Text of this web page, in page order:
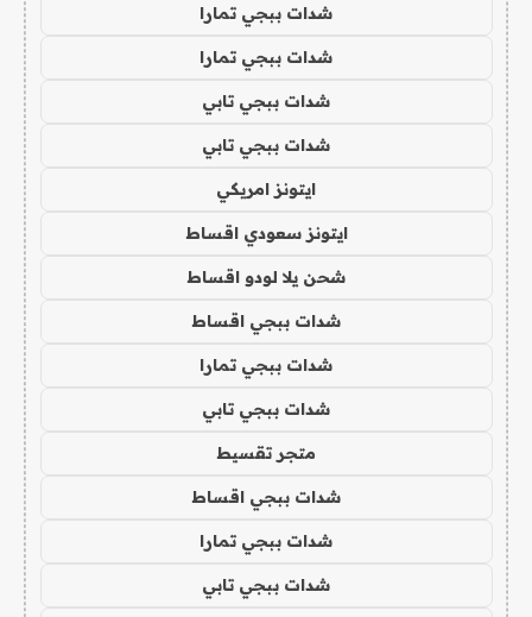
شدات ببجي تمارا
شدات ببجي تمارا
شدات ببجي تابي
شدات ببجي تابي
ايتونز امريكي
ايتونز سعودي اقساط
شحن يلا لودو اقساط
شدات ببجي اقساط
شدات ببجي تمارا
شدات ببجي تابي
متجر تقسيط
شدات ببجي اقساط
شدات ببجي تمارا
شدات ببجي تابي